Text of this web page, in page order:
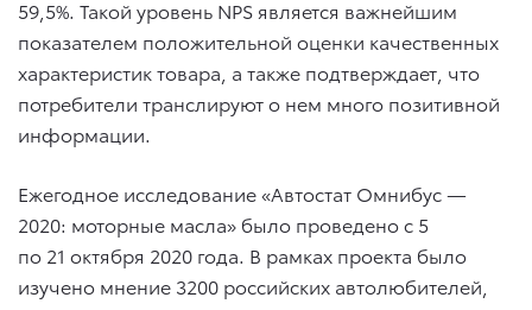
59,5%. Такой уровень NPS является важнейшим
показателем положительной оценки качественных
характеристик товара, а также подтверждает, что
потребители транслируют о нем много позитивной
информации.
Ежегодное исследование «Автостат Омнибус —
2020: моторные масла» было проведено с 5
по 21 октября 2020 года. В рамках проекта было
изучено мнение 3200 российских автолюбителей,